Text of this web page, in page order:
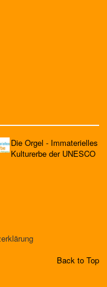
Die Orgel - Immaterielles
Kulturerbe der UNESCO
Back to Top